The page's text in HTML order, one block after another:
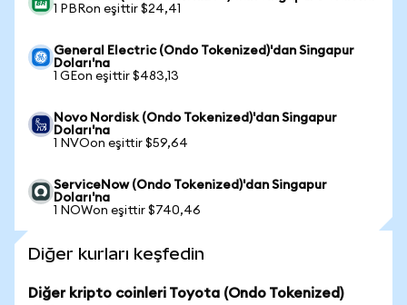
1 PBRon eşittir $24,41
General Electric (Ondo Tokenized)'dan Singapur
Doları'na
1 GEon eşittir $483,13
Novo Nordisk (Ondo Tokenized)'dan Singapur
Doları'na
1 NVOon eşittir $59,64
ServiceNow (Ondo Tokenized)'dan Singapur
Doları'na
1 NOWon eşittir $740,46
Diğer kurları keşfedin
Diğer kripto coinleri Toyota (Ondo Tokenized)